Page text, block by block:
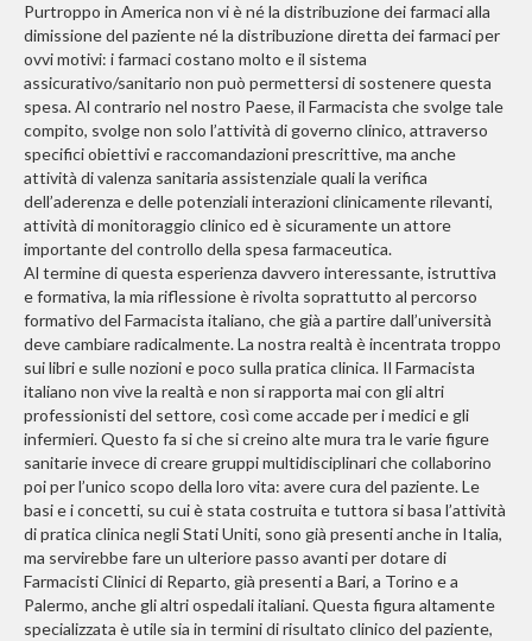
Purtroppo in America non vi è né la distribuzione dei farmaci alla
dimissione del paziente né la distribuzione diretta dei farmaci per
ovvi motivi: i farmaci costano molto e il sistema
assicurativo/sanitario non può permettersi di sostenere questa
spesa. Al contrario nel nostro Paese, il Farmacista che svolge tale
compito, svolge non solo l’attività di governo clinico, attraverso
specifici obiettivi e raccomandazioni prescrittive, ma anche
attività di valenza sanitaria assistenziale quali la verifica
dell’aderenza e delle potenziali interazioni clinicamente rilevanti,
attività di monitoraggio clinico ed è sicuramente un attore
importante del controllo della spesa farmaceutica.
Al termine di questa esperienza davvero interessante, istruttiva
e formativa, la mia riflessione è rivolta soprattutto al percorso
formativo del Farmacista italiano, che già a partire dall’università
deve cambiare radicalmente. La nostra realtà è incentrata troppo
sui libri e sulle nozioni e poco sulla pratica clinica. Il Farmacista
italiano non vive la realtà e non si rapporta mai con gli altri
professionisti del settore, così come accade per i medici e gli
infermieri. Questo fa si che si creino alte mura tra le varie figure
sanitarie invece di creare gruppi multidisciplinari che collaborino
poi per l’unico scopo della loro vita: avere cura del paziente. Le
basi e i concetti, su cui è stata costruita e tuttora si basa l’attività
di pratica clinica negli Stati Uniti, sono già presenti anche in Italia,
ma servirebbe fare un ulteriore passo avanti per dotare di
Farmacisti Clinici di Reparto, già presenti a Bari, a Torino e a
Palermo, anche gli altri ospedali italiani. Questa figura altamente
specializzata è utile sia in termini di risultato clinico del paziente,